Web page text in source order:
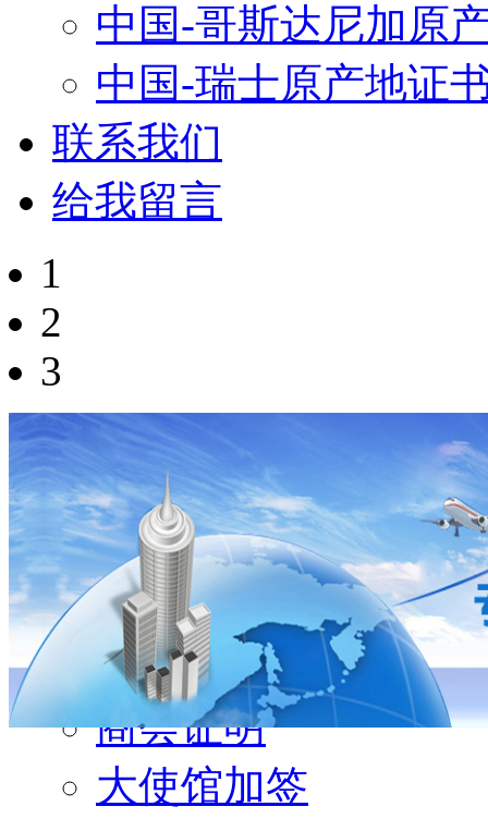
中国-哥斯达尼加原
中国-瑞士原产地证
联系我们
给我留言
1
2
3
证书展示
原产地证
商会证明
大使馆加签